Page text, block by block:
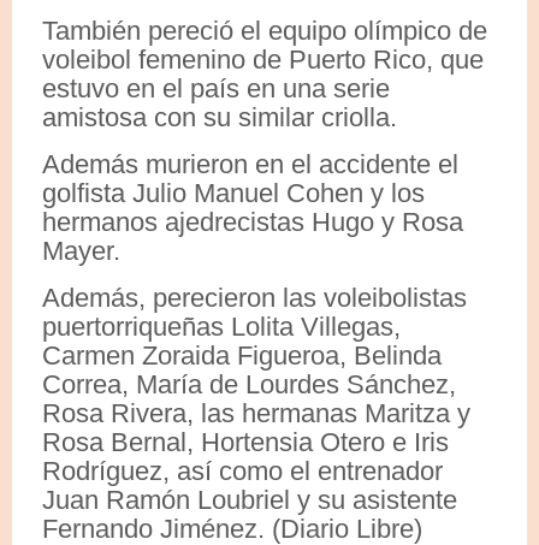
También pereció el equipo olímpico de
voleibol femenino de Puerto Rico, que
estuvo en el país en una serie
amistosa con su similar criolla.
Además murieron en el accidente el
golfista Julio Manuel Cohen y los
hermanos ajedrecistas Hugo y Rosa
Mayer.
Además, perecieron las voleibolistas
puertorriqueñas Lolita Villegas,
Carmen Zoraida Figueroa, Belinda
Correa, María de Lourdes Sánchez,
Rosa Rivera, las hermanas Maritza y
Rosa Bernal, Hortensia Otero e Iris
Rodríguez, así como el entrenador
Juan Ramón Loubriel y su asistente
Fernando Jiménez. (Diario Libre)